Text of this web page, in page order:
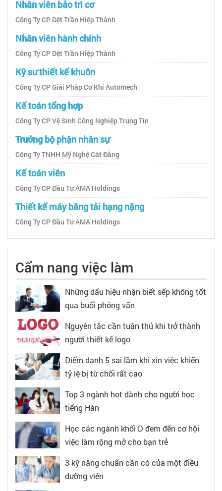
Nhân viên bảo trì cơ
Công Ty CP Dệt Trần Hiệp Thành
Nhân viên hành chính
Công Ty CP Dệt Trần Hiệp Thành
Kỹ sư thiết kế khuôn
Công Ty CP Giải Pháp Cơ Khí Automech
Kế toán tổng hợp
Công Ty CP Vệ Sinh Công Nghiệp Trung Tín
Trưởng bộ phận nhân sự
Công Ty TNHH Mỹ Nghệ Cát Đằng
Kế toán viên
Công Ty CP Đầu Tư AMA Holdings
Thiết kế máy băng tải hạng nặng
Công Ty CP Đầu Tư AMA Holdings
Cẩm nang việc làm
Những dấu hiệu nhận biết sếp không tốt
qua buổi phỏng vấn
Nguyên tắc cần tuân thủ khi trở thành
người thiết kế logo
Điểm danh 5 sai lầm khi xin việc khiến
tỷ lệ bị từ chối rất cao
Top 3 ngành hot dành cho người học
tiếng Hàn
Học các ngành khối D đem đến cơ hội
việc làm rộng mở cho bạn trẻ
3 kỹ năng chuẩn cần có của một điều
dưỡng viên